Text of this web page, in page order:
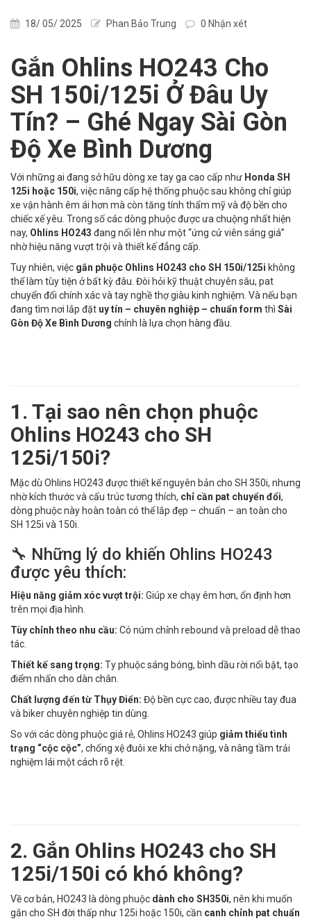
18/ 05/ 2025 Phan Bảo Trung 0 Nhận xét
Gắn Ohlins HO243 Cho
SH 150i/125i Ở Đâu Uy
Tín? – Ghé Ngay Sài Gòn
Độ Xe Bình Dương
Với những ai đang sở hữu dòng xe tay ga cao cấp như Honda SH
125i hoặc 150i, việc nâng cấp hệ thống phuộc sau không chỉ giúp
xe vận hành êm ái hơn mà còn tăng tính thẩm mỹ và độ bền cho
chiếc xế yêu. Trong số các dòng phuộc được ưa chuộng nhất hiện
nay, Ohlins HO243 đang nổi lên như một “ứng cử viên sáng giá”
nhờ hiệu năng vượt trội và thiết kế đẳng cấp.
Tuy nhiên, việc gắn phuộc Ohlins HO243 cho SH 150i/125i không
thể làm tùy tiện ở bất kỳ đâu. Đòi hỏi kỹ thuật chuyên sâu, pat
chuyển đổi chính xác và tay nghề thợ giàu kinh nghiệm. Và nếu bạn
đang tìm nơi lắp đặt uy tín – chuyên nghiệp – chuẩn form thì Sài
Gòn Độ Xe Bình Dương chính là lựa chọn hàng đầu.
1. Tại sao nên chọn phuộc
Ohlins HO243 cho SH
125i/150i?
Mặc dù Ohlins HO243 được thiết kế nguyên bản cho SH 350i, nhưng
nhờ kích thước và cấu trúc tương thích, chỉ cần pat chuyển đổi,
dòng phuộc này hoàn toàn có thể lắp đẹp – chuẩn – an toàn cho
SH 125i và 150i.
🔧 Những lý do khiến Ohlins HO243
được yêu thích:
Hiệu năng giảm xóc vượt trội: Giúp xe chạy êm hơn, ổn định hơn
trên mọi địa hình.
Tùy chỉnh theo nhu cầu: Có núm chỉnh rebound và preload dễ thao
tác.
Thiết kế sang trọng: Ty phuộc sáng bóng, bình dầu rời nổi bật, tạo
điểm nhấn cho dàn chân.
Chất lượng đến từ Thụy Điển: Độ bền cực cao, được nhiều tay đua
và biker chuyên nghiệp tin dùng.
So với các dòng phuộc giá rẻ, Ohlins HO243 giúp giảm thiểu tình
trạng “cộc cộc”, chống xệ đuôi xe khi chở nặng, và nâng tầm trải
nghiệm lái một cách rõ rệt.
2. Gắn Ohlins HO243 cho SH
125i/150i có khó không?
Về cơ bản, HO243 là dòng phuộc dành cho SH350i, nên khi muốn
gắn cho SH đời thấp như 125i hoặc 150i, cần canh chỉnh pat chuẩn